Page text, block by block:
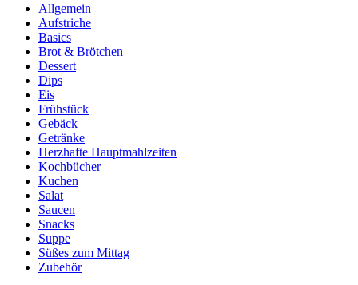
Allgemein
Aufstriche
Basics
Brot & Brötchen
Dessert
Dips
Eis
Frühstück
Gebäck
Getränke
Herzhafte Hauptmahlzeiten
Kochbücher
Kuchen
Salat
Saucen
Snacks
Suppe
Süßes zum Mittag
Zubehör